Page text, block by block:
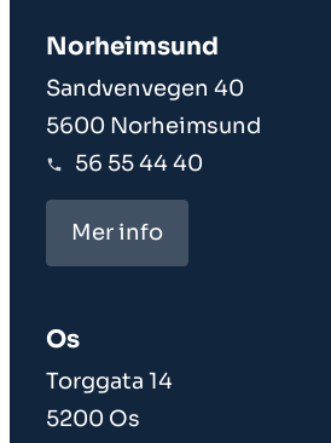
Norheim­sund
Sandvenvegen 40
5600 Norheimsund
56 55 44 40
Mer info
Os
Torggata 14
5200 Os